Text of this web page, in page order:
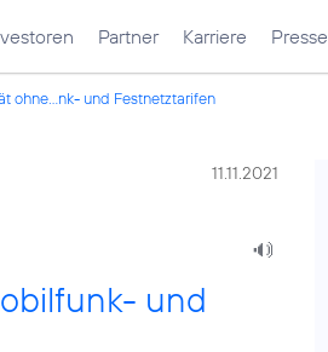
Partner Karriere Presse
ohne...nk- und Festnetztarifen
11.11.2021
und